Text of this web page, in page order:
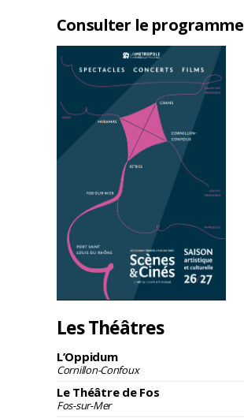
Consulter le programme
Les Théâtres
L’Oppidum
Cornillon-Confoux
Le Théâtre de Fos
Fos-sur-Mer